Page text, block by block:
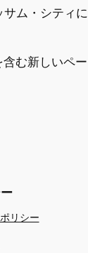
ム・シティ
む新しいペ
リシー